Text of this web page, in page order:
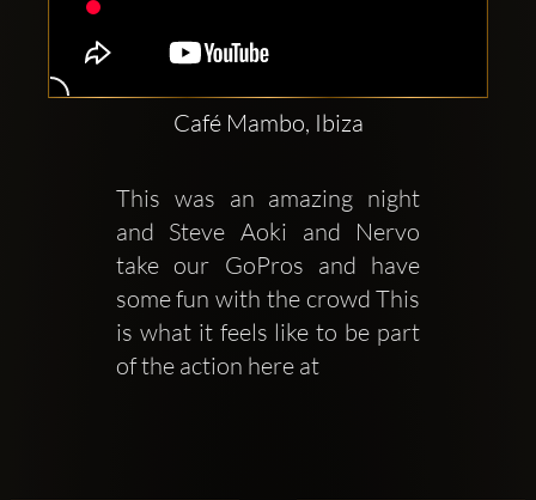
Café Mambo, Ibiza
This was an amazing night
and Steve Aoki and Nervo
take our GoPros and have
some fun with the crowd This
is what it feels like to be part
of the action here at